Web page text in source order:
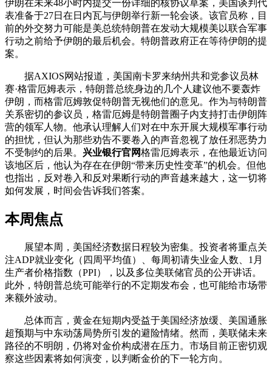
伊朗在未来48小时内提交一份详细的核协议草案，美国谈判代
表准备于27日在日内瓦与伊朗举行新一轮会谈。该官员称，目
前的外交努力可能是美总统特朗普在发动大规模美以联合军事
行动之前给予伊朗的最后机会。特朗普政府正在等待伊朗的提
案。
据AXIOS网站报道，美国南卡罗来纳州共和党参议员林
赛·格雷厄姆表示，特朗普总统身边的几个人建议他不要轰炸
伊朗，而格雷厄姆敦促特朗普无视他们的意见。作为与特朗普
关系密切的参议员，格雷厄姆是特朗普圈子内支持打击伊朗阵
营的领军人物。他承认理解人们对在中东开展大规模军事行动
的担忧，但认为那些劝告不要卷入的声音忽视了放任邪恶势力
不受制约的后果。 兴业银行官网格雷厄姆表示，在他最近访问
该地区后，他认为存在在伊朗“带来历史性变革”的机会。但他
也指出，反对卷入和反对果断行动的声音越来越大，这一切将
如何发展，时间会告诉我们答案。
本周焦点
展望本周，美国经济数据日程较为密集。投资者将重点关
注ADP就业变化（四周平均值）、每周初请失业金人数、1月
生产者价格指数（PPI），以及多位美联储官员的公开讲话。
此外，特朗普总统可能举行的不定期发布会，也可能给市场带
来额外波动。
总体而言，黄金在短期内受益于美国经济放缓、美国通胀
超预期与中东动荡局势所引发的避险情绪。然而，美联储未来
路径的不明朗，仍将对金价构成潜在压力。市场目前正密切观
察这些因素将如何演变，以判断金价的下一轮方向。